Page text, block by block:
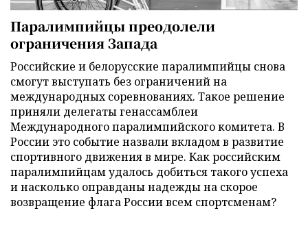
Паралимпийцы преодолели
ограничения Запада
Российские и белорусские паралимпийцы снова
смогут выступать без ограничений на
международных соревнованиях. Такое решение
приняли делегаты генассамблеи
Международного паралимпийского комитета. В
России это событие назвали вкладом в развитие
спортивного движения в мире. Как российским
паралимпийцам удалось добиться такого успеха
и насколько оправданы надежды на скорое
возвращение флага России всем спортсменам?